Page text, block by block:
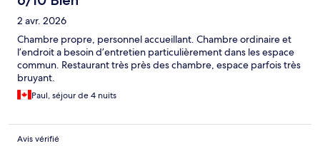
2 avr. 2026
Chambre propre, personnel accueillant. Chambre ordinaire et
l’endroit a besoin d’entretien particulièrement dans les espace
commun. Restaurant très près des chambre, espace parfois très
bruyant.
Paul, séjour de 4 nuits
Avis vérifié